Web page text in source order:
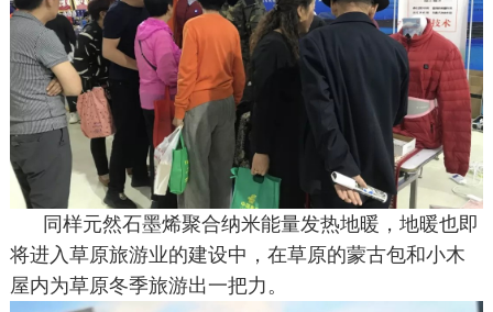
同样元然石墨烯聚合纳米能量发热地暖，地暖也即
将进入草原旅游业的建设中，在草原的蒙古包和小木
屋内为草原冬季旅游出一把力。